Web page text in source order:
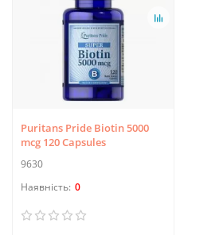
Puritans Pride Biotin 5000
mcg 120 Capsules
9630
0